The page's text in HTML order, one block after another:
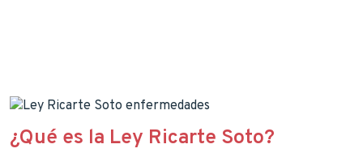
¿Qué es la Ley Ricarte Soto?